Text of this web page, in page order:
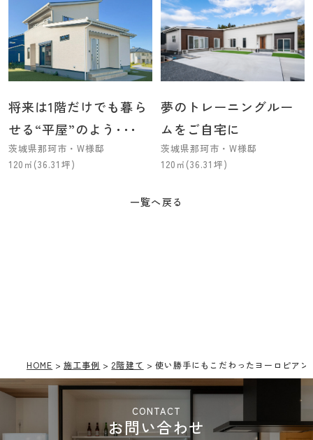
将来は1階だけでも暮ら
せる“平屋”のよう･･･
茨城県那珂市・W様邸
120㎡(36.31坪)
一覧へ戻る
夢のトレーニングルー
ムをご自宅に
茨城県那珂市・W様邸
120㎡(36.31坪)
HOME 施工事例 2階建て 使い勝手にもこだわったヨーロピアン
CONTACT
お問い合わせ